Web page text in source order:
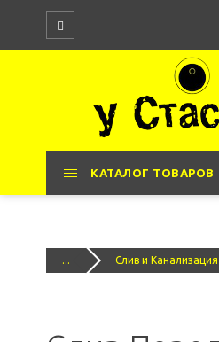
КАТАЛОГ ТОВАРОВ
... Слив и Канализация